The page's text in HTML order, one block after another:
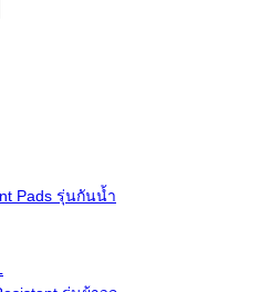
Pads รุ่นกันน้ำ